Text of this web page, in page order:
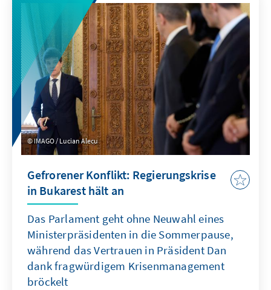
haben, setzt der RN auf das Führungsduo
Marine Le Pen und Jordan Bardella. Das Urteil
markiert den eigentlichen Beginn des
Präsidentschaftswahlkampfs, der die
politische Polarisierung in Frankreich aller
Voraussicht nach weiter vertiefen wird.
IMAGO / Lucian Alecu
Gefrorener Konflikt: Regierungskrise
in Bukarest hält an
Das Parlament geht ohne Neuwahl eines
Ministerpräsidenten in die Sommerpause,
während das Vertrauen in Präsident Dan
dank fragwürdigem Krisenmanagement
bröckelt